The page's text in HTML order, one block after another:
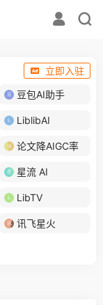
立即入驻
豆包AI助手
LiblibAI
论文降AIGC率
星流 AI
LibTV
讯飞星火